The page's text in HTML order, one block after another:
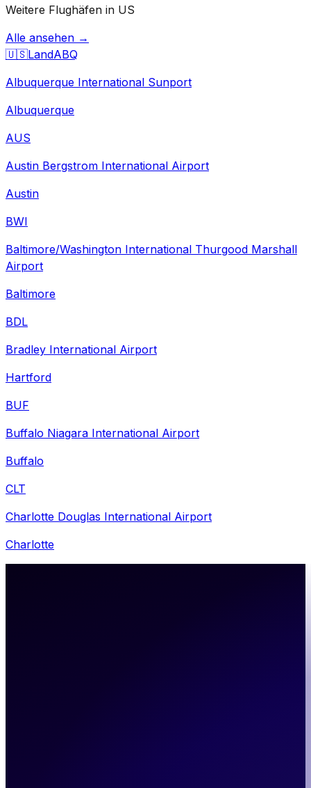
Weitere Flughäfen in US
Alle ansehen →
🇺🇸LandABQ
Albuquerque International Sunport
Albuquerque
AUS
Austin Bergstrom International Airport
Austin
BWI
Baltimore/Washington International Thurgood Marshall
Airport
Baltimore
BDL
Bradley International Airport
Hartford
BUF
Buffalo Niagara International Airport
Buffalo
CLT
Charlotte Douglas International Airport
Charlotte